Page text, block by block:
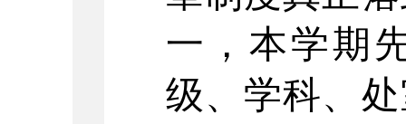
一，本学期
级、学科、